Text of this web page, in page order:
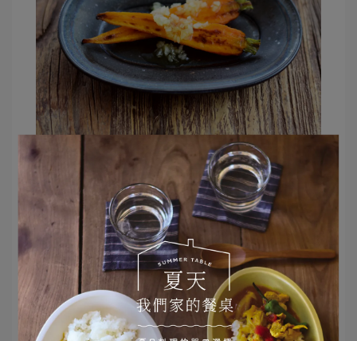
Mariniere盤
的黑色胎土存在感十足，無論是黑色鐵
釉或濃厚白釉，都會讓料理看起來非常時髦。
文章分類 食譜 紅蘿蔔